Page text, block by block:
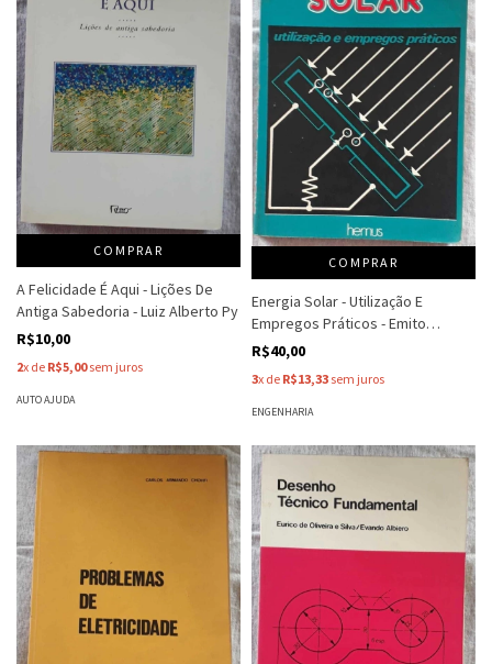
COMPRAR
A Felicidade É Aqui - Lições De
Antiga Sabedoria - Luiz Alberto Py
R$10,00
2x de R$5,00sem juros
AUTO AJUDA
COMPRAR
Energia Solar - Utilização E
Empregos Práticos - Emito
Cometta
R$40,00
3x de R$13,33 sem juros
ENGENHARIA